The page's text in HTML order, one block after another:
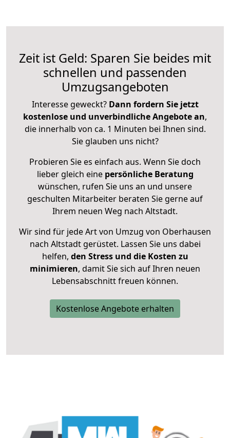
Zeit ist Geld: Sparen Sie beides mit
schnellen und passenden
Umzugsangeboten
Interesse geweckt? Dann fordern Sie jetzt
kostenlose und unverbindliche Angebote an,
die innerhalb von ca. 1 Minuten bei Ihnen sind.
Sie glauben uns nicht?
Probieren Sie es einfach aus. Wenn Sie doch
lieber gleich eine persönliche Beratung
wünschen, rufen Sie uns an und unsere
geschulten Mitarbeiter beraten Sie gerne auf
Ihrem neuen Weg nach Altstadt.
Wir sind für jede Art von Umzug von Oberhausen
nach Altstadt gerüstet. Lassen Sie uns dabei
helfen, den Stress und die Kosten zu
minimieren, damit Sie sich auf Ihren neuen
Lebensabschnitt freuen können.
Kostenlose Angebote erhalten